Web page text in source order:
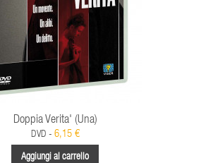
Doppia Verita' (Una)
DVD - 6,15 €
Aggiungi al carrello